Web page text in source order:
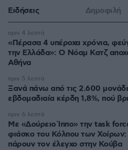
Ειδήσεις Δημοφιλή
«Πέρασα 4 υπέροχα χρόνια,
την Ελλάδα»: Ο Νόαμ Κατζ
Αθήνα
πριν 4 λεπτά
Ξανά πάνω από τις 2.600
εβδομαδιαία κέρδη 1,8%, πού
πριν 5 λεπτά
Με «Δούρειο Ίππο» την task
φιάσκο του Κόλπου των
πάρουν τον έλεγχο στην Κούβα
πριν 6 λεπτά